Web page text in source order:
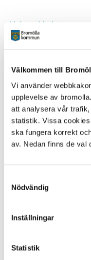
Välkommen till
Vi använder
upplevelse av
att analysera vår
statistik. Vissa
ska fungera korrekt
av. Nedan finns de val
Nödvändig
Inställningar
Statistik
Hela webbplatsen
Alla platser
KONTAKT
Besöksadress